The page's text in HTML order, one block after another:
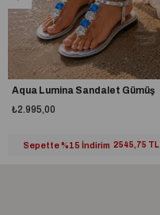
Aqua Lumina Sandalet Gümüş
₺2.995,00
Sepette %15 İndirim 2545,75 TL